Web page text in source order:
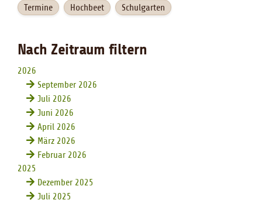
Termine
Hochbeet Schulgarten
Nach Zeitraum filtern
2026
September 2026
Juli 2026
Juni 2026
April 2026
März 2026
Februar 2026
2025
Dezember 2025
Juli 2025